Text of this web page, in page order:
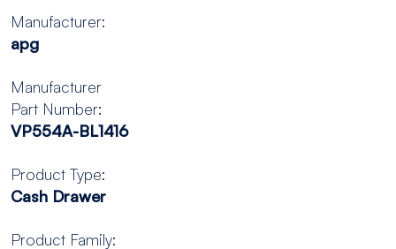
Manufacturer:
apg
Manufacturer
Part Number:
VP554A-BL1416
Product Type:
Cash Drawer
Product Family: